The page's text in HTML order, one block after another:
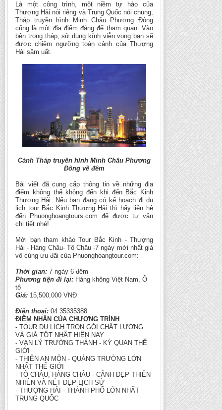
Là một công trình, một niềm tự hào của
Thượng Hải nói riêng và Trung Quốc nói chung,
Tháp truyền hình Minh Châu Phương Đông
cũng là một địa điểm đáng để tham quan. Vào
bên trong tháp, sử dụng kính viễn vọng bạn sẽ
được chiêm ngưỡng toàn cảnh của Thượng
Hải sầm uất.
Cảnh Tháp truyền hình Minh Châu Phương
Đông về đêm
Bài viết đã cung cấp thông tin về những địa
điểm không thể không đến khi đến Bắc Kinh
Thượng Hải. Nếu bạn đang có kế hoạch đi du
lịch tour Bắc Kinh Thượng Hải thì hãy liên hệ
đến Phuonghoangtours.com để được tư vấn
chi tiết nhé!
Mời bạn tham khảo Tour Bắc Kinh - Thượng
Hải - Hàng Châu- Tô Châu -7 ngày mới nhất giá
vô cùng ưu đãi của Phuonghoangtour.com:
Thời gian: 7 ngày 6 đêm
Phương tiện đi lại: Hàng không Việt Nam, Ô
tô
Giá: 15,500,000 VNĐ
Điện thoại: 04 35335388
ĐIỂM NHẤN CỦA CHƯƠNG TRÌNH
- TOUR DU LỊCH TRỌN GÓI CHẤT LƯỢNG
VÀ GIÁ TỐT NHẤT HIỆN NAY
- VẠN LÝ TRƯỜNG THÀNH - KỲ QUAN THẾ
GIỚI
- THIÊN AN MÔN - QUẢNG TRƯỜNG LỚN
NHẤT THẾ GIỚI
- TÔ CHÂU, HÀNG CHÂU - CẢNH ĐẸP THIÊN
NHIÊN VÀ NÉT ĐẸP LỊCH SỬ
- THƯỢNG HẢI - THÀNH PHỐ LỚN NHẤT
TRUNG QUỐC